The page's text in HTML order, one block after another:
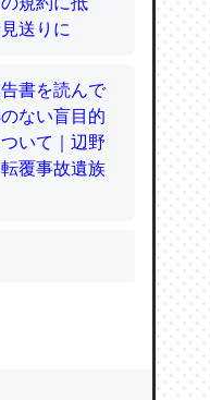
かるのでこ
劇的に変化し
だけど、それ